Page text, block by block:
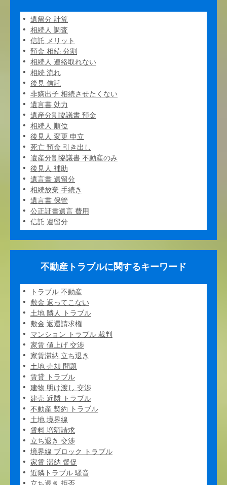
遺留分 計算
相続人 調査
信託 メリット
預金 相続 分割
相続人 連絡取れない
相続 流れ
後見 信託
非嫡出子 相続させたくない
遺言書 効力
遺産分割協議書 預金
相続人 順位
後見人 変更 申立
死亡 預金 引き出し
遺産分割協議書 不動産のみ
後見人 補助
遺言書 遺留分
相続放棄 手続き
遺言書 保管
公正証書遺言 費用
信託 遺留分
不動産トラブルに関するキーワード
トラブル 不動産
敷金 返ってこない
土地 隣人 トラブル
敷金 返還請求権
マンション トラブル 裁判
家賃 値上げ 交渉
家賃滞納 立ち退き
土地 売却 問題
賃貸 トラブル
建物 明け渡し 交渉
建売 近隣 トラブル
不動産 契約 トラブル
土地 境界線
賃料 増額請求
立ち退き 交渉
境界線 ブロック トラブル
家賃 滞納 督促
近隣トラブル 騒音